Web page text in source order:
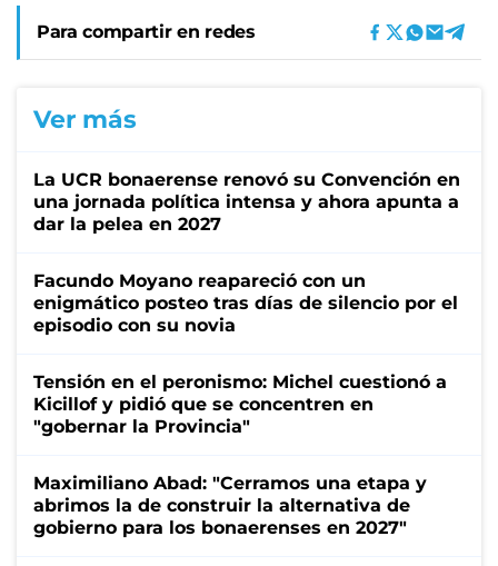
Para compartir en redes
Ver más
La UCR bonaerense renovó su Convención en
una jornada política intensa y ahora apunta a
dar la pelea en 2027
Facundo Moyano reapareció con un
enigmático posteo tras días de silencio por el
episodio con su novia
Tensión en el peronismo: Michel cuestionó a
Kicillof y pidió que se concentren en
"gobernar la Provincia"
Maximiliano Abad: "Cerramos una etapa y
abrimos la de construir la alternativa de
gobierno para los bonaerenses en 2027"